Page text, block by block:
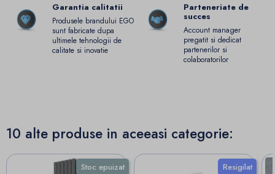
Garantia calitatii
Produsele brandului EGO
sunt fabricate dupa
ultimele tehnologii de
calitate si inovatie
Parteneriate de
succes
Account manager
pregatit si dedicat
partenerilor si
colaboratorilor
10 alte produse in aceeasi categorie:
Stoc epuizat
Resigilat